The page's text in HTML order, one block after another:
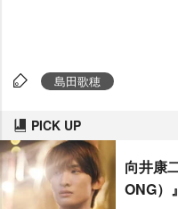
島田歌穂
PICK UP
向井康
ONG）』